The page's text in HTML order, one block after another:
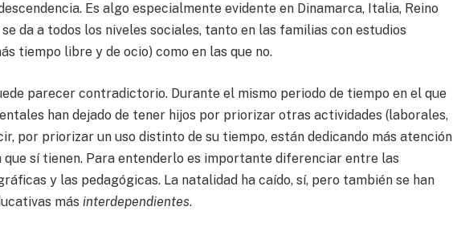
Es algo especialmente evidente en Dinamarca, Italia, Reino
se da a todos los niveles sociales, tanto en las familias con estudios
tiempo libre y de ocio) como en las que no.
parecer contradictorio. Durante el mismo periodo de tiempo en el que
han dejado de tener hijos por priorizar otras actividades (laborales,
por priorizar un uso distinto de su tiempo, están dedicando más atención
que sí tienen. Para entenderlo es importante diferenciar entre las
y las pedagógicas. La natalidad ha caído, sí, pero también se han
más interdependientes.